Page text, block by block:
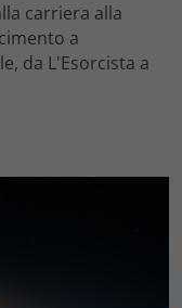
carriera alla
a
da L'Esorcista a